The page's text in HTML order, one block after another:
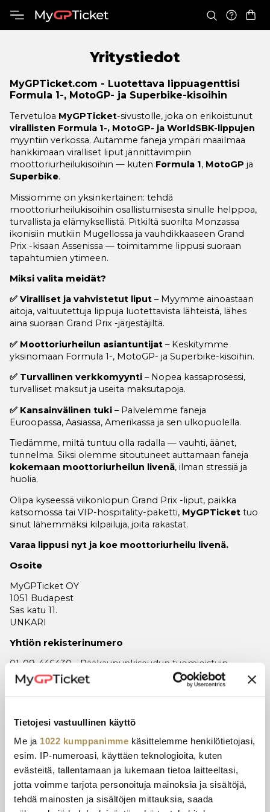
Tietojesi vastuullinen käyttö
Me ja 1022 kumppanimme käsittelemme henkilötietojasi,
esim. IP-numeroasi, käyttäen teknologioita, kuten
evästeitä, tallentamaan ja lukemaan tietoa laitteeltasi,
jotta voimme tarjota personoituja mainoksia ja sisältöjä,
tehdä mainosten ja sisältöjen mittauksia, saada
Yritystiedot
MyGPTicket.com - Luotettava lippuagenttisi
Formula 1-, MotoGP- ja Superbike-kisoihin
Tervetuloa MyGPTicket-sivustolle, joka on erikoistunut
virallisten Formula 1-, MotoGP- ja WorldSBK-lippujen
myyntiin verkossa. Autamme faneja ympäri maailmaa
hankkimaan viralliset liput jännittävimpiin
moottoriurheilukisoihin — kuten Formula 1, MotoGP ja
Superbike.
Missiomme on yksinkertainen: tehdä
moottoriurheilukisoihin osallistumisesta sinulle helppoa,
turvallista ja elämyksellistä. Pitkiltä suorilta Monzassa
ikonisiin mutkiin Mugellossa ja vauhdikkaaseen Grand
Prix -kisaan Assenissa — toimitamme lippusi suoraan
tapahtumien ytimeen.
Miksi valita meidät?
✅ Viralliset ja vahvistetut liput – Myymme ainoastaan
aitoja, valtuutettuja lippuja luotettavista lähteistä, lähes
aina suoraan Grand Prix -järjestäjiltä.
✅ Moottoriurheilun asiantuntijat – Keskitymme
yksinomaan Formula 1-, MotoGP- ja Superbike-kisoihin.
✅ Turvallinen verkkomyynti – Nopea kassaprosessi,
turvalliset maksut ja useita maksutapoja.
✅ Kansainvälinen tuki – Palvelemme faneja
Euroopassa, Aasiassa, Amerikassa ja sen ulkopuolella.
Tiedämme, miltä tuntuu olla radalla — vauhti, äänet,
tunnelma. Siksi olemme sitoutuneet auttamaan faneja
kokemaan moottoriurheilun livenä, ilman stressiä ja
huolia.
Olipa kyseessä viikonlopun Grand Prix -liput, paikka
katsomossa tai VIP-hospitality-paketti, MyGPTicket tuo
sinut lähemmäksi kilpailuja, joita rakastat.
Varaa lippusi nyt ja koe moottoriurheilu livenä.
Osoite
MyGPTicket OY
1051 Budapest
Sas katu 11.
UNKARI
Yhtiön rekisterinumero
01-09-446430 - Pääkaupunkiseudun tuomioistuin,
Budapest
EU Verotusnumero
HU32859638
Tilastollinen tunnusnumero
32859638-8240-113-01
Pankkiyhteystiedot
Vastaanottaja: MyGPTicket OY.